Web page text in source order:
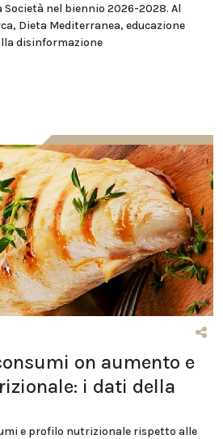
Società nel biennio 2026-2028. Al
Dieta Mediterranea, educazione
disinformazione
on aumento e
i dati della
e profilo nutrizionale rispetto alle